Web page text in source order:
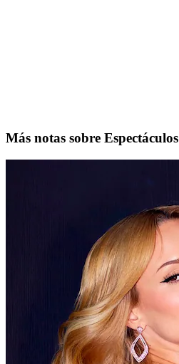
Más notas sobre Espectáculos